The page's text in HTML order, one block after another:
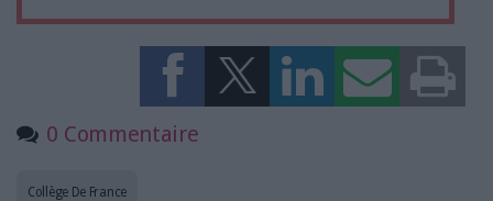
0 Commentaire
Collège De France